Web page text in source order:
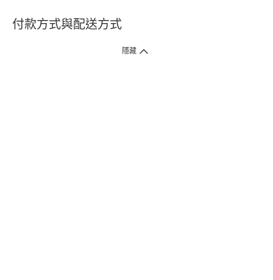
付款方式與配送方式
隱藏